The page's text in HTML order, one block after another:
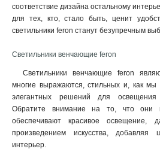
соответствие дизайна остальному
для тех, кто, стало быть, ценит
светильники feron станут безупречным
Светильники венчающие feron
Светильники венчающие feron
многие выражаются, стильных и, как мы
элегантных решений для
Обратите внимание на то, что они
обеспечивают красивое
произведением искусства,
интерьер.